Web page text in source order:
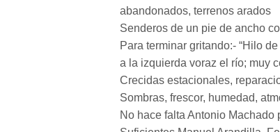
abandonados, terrenos arados
Senderos de un pie de ancho
Para terminar gritando:- “Hilo
a la izquierda voraz el río; muy
Crecidas estacionales,
Sombras, frescor, humedad,
No hace falta Antonio Machado